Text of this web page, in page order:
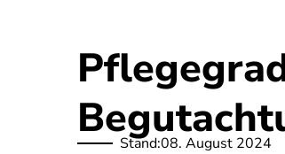
Stand:08. August 2024